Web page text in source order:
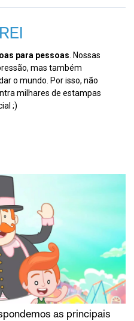
para pessoas. Nossas
mas também
o mundo. Por isso, não
milhares de estampas
;)
as principais